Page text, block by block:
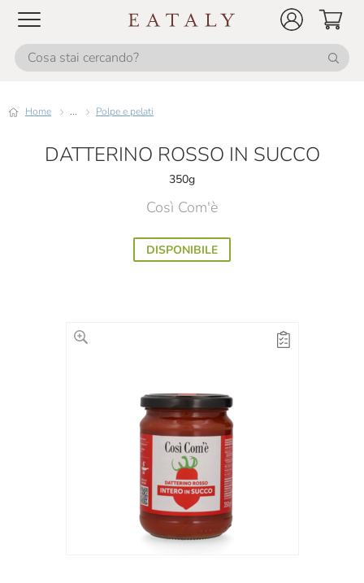
Home ... Polpe e pelati
DATTERINO ROSSO IN SUCCO
350g
Così Com'è
DISPONIBILE